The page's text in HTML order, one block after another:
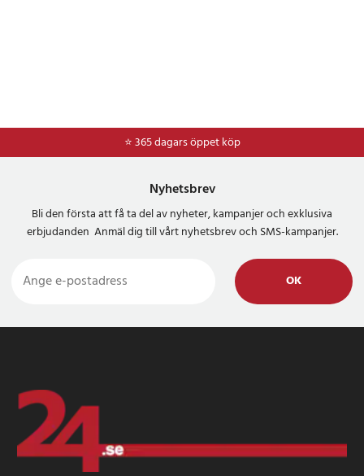
⭐ 365 dagars öppet köp
Nyhetsbrev
Bli den första att få ta del av nyheter, kampanjer och exklusiva
erbjudanden Anmäl dig till vårt nyhetsbrev och SMS-kampanjer.
OK